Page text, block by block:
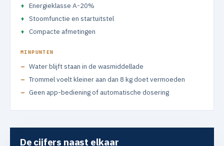
Energieklasse A-20%
Stoomfunctie en startuitstel
Compacte afmetingen
MINPUNTEN
Water blijft staan in de wasmiddellade
Trommel voelt kleiner aan dan 8 kg doet vermoeden
Geen app-bediening of automatische dosering
De cijfers naast elkaar